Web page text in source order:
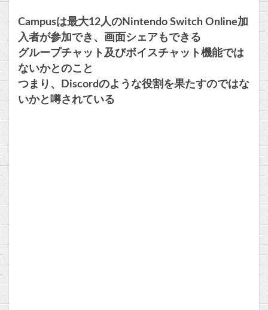
Campusは最大12人のNintendo Switch Online加
入者が参加でき、画面シェアもできる
グループチャット及びボイスチャット機能では
ないかとのこと
つまり、Discordのような役割を果たすのではな
いかと噂されている